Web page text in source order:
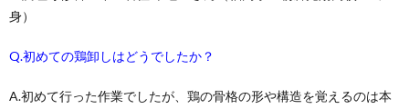
身）
Q.初めての鶏卸しはどうでしたか？
A.初めて行った作業でしたが、鶏の骨格の形や構造を覚えるのは本